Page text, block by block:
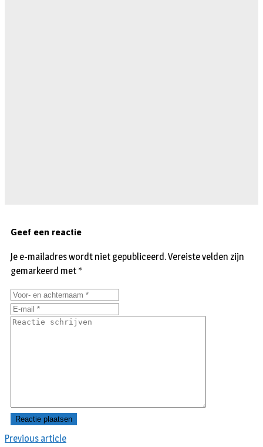
Previous article
Geef een reactie
Je e-mailadres wordt niet gepubliceerd.Vereiste velden zijn
gemarkeerd met *